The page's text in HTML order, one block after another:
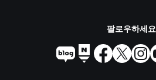
팔로우하세요